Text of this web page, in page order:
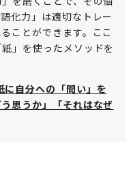
化力」は適切なトレー
ことができます。ここ
」を使ったメソッドを
に自分への「問い」を
思うか」「それはなぜ